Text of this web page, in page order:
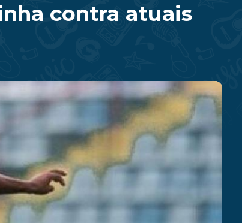
contra atuais